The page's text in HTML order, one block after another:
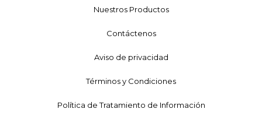
Nuestros Productos
Contáctenos
Aviso de privacidad
Términos y Condiciones
Política de Tratamiento de Información